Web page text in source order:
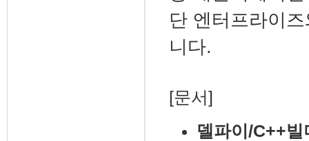
단 엔터프라이
니다.
[문서]
델파이/C++